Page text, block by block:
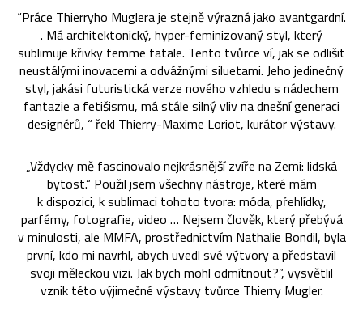
“Práce Thierryho Muglera je stejně výrazná jako avantgardní.
. Má architektonický, hyper-feminizovaný styl, který
sublimuje křivky femme fatale. Tento tvůrce ví, jak se odlišit
neustálými inovacemi a odvážnými siluetami. Jeho jedinečný
styl, jakási futuristická verze nového vzhledu s nádechem
fantazie a fetišismu, má stále silný vliv na dnešní generaci
designérů, “ řekl Thierry-Maxime Loriot, kurátor výstavy.
„Vždycky mě fascinovalo nejkrásnější zvíře na Zemi: lidská
bytost.“ Použil jsem všechny nástroje, které mám
k dispozici, k sublimaci tohoto tvora: móda, přehlídky,
parfémy, fotografie, video … Nejsem člověk, který přebývá
v minulosti, ale MMFA, prostřednictvím Nathalie Bondil, byla
první, kdo mi navrhl, abych uvedl své výtvory a představil
svoji měleckou vizi. Jak bych mohl odmítnout?”, vysvětlil
vznik této výjimečné výstavy tvůrce Thierry Mugler.